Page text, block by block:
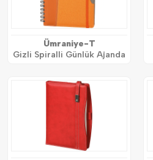
Ümraniye-T
Gizli Spiralli Günlük Ajanda